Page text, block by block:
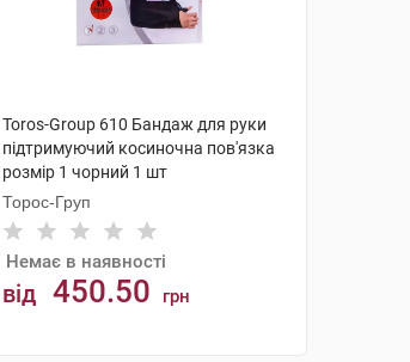
Toros-Group 610 Бандаж для руки
підтримуючий косиночна пов'язка
розмір 1 чорний 1 шт
Торос-Груп
Немає в наявності
від 450.50 грн